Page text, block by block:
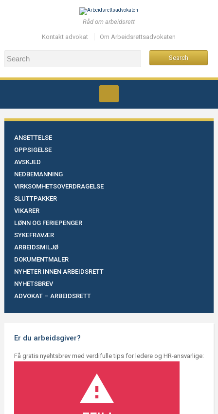
Råd om arbeidsrett
Kontakt advokat Om Arbeidsrettsadvokaten
ANSETTELSE
OPPSIGELSE
AVSKJED
NEDBEMANNING
VIRKSOMHETSOVERDRAGELSE
SLUTTPAKKER
VIKARER
LØNN OG FERIEPENGER
SYKEFRAVÆR
ARBEIDSMILJØ
DOKUMENTMALER
NYHETER INNEN ARBEIDSRETT
NYHETSBREV
ADVOKAT – ARBEIDSRETT
Er du arbeidsgiver?
Få gratis nyehtsbrev med verdifulle tips for ledere og HR-ansvarlige: